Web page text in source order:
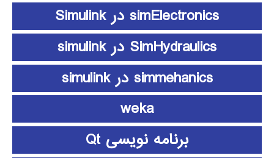
simElectronics در Simulink
SimHydraulics در simulink
simmehanics در simulink
weka
برنامه نویسی Qt